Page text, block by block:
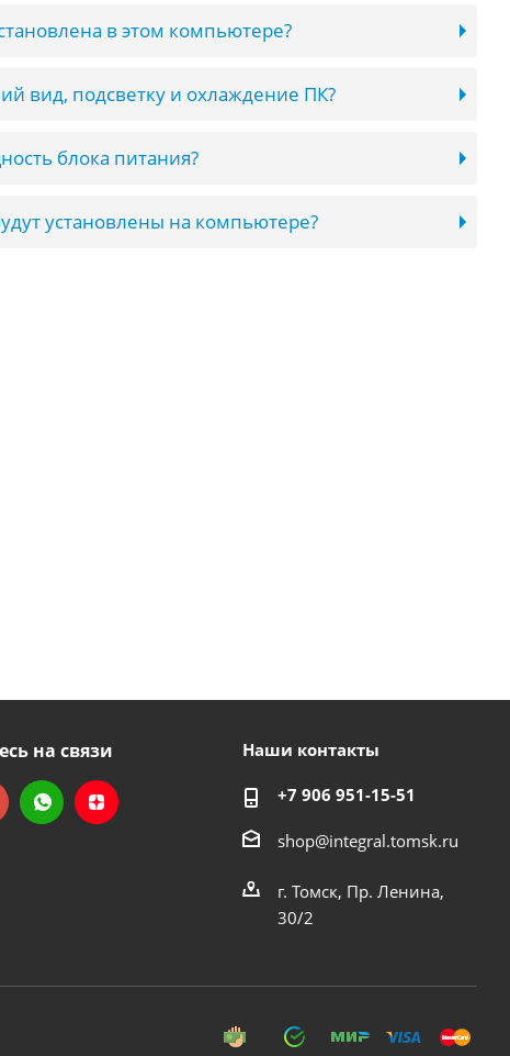
в этом компьютере?
вид, подсветку и охлаждение ПК?
блока питания?
установлены на компьютере?
на связи Наши контакты
+7 906 951-15-51
shop@integral.tomsk.ru
г. Томск, Пр. Ленина,
30/2